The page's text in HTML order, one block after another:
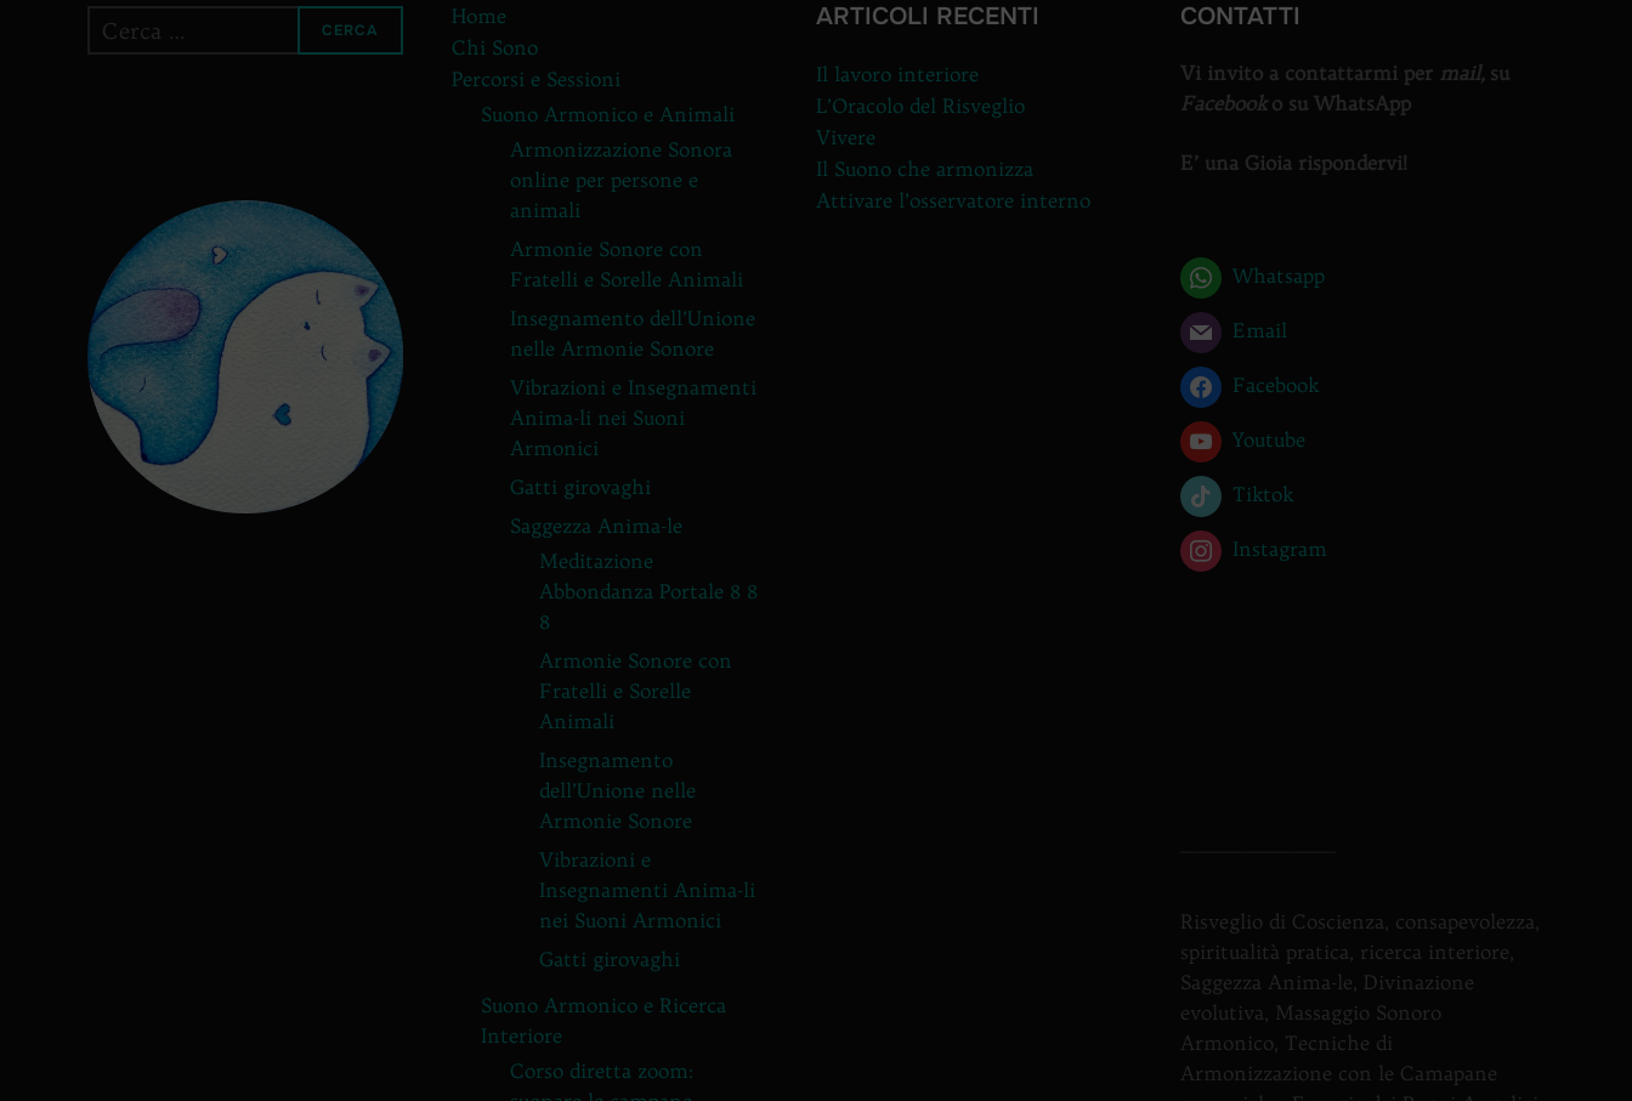
Cerca
CERCA
Home
Chi Sono
Percorsi e Sessioni
Suono Armonico e Animali
Armonizzazione Sonora
online per persone e
animali
Armonie Sonore con
Fratelli e Sorelle Animali
Insegnamento dell’Unione
nelle Armonie Sonore
Vibrazioni e Insegnamenti
Anima-li nei Suoni
Armonici
Gatti girovaghi
Saggezza Anima-le
Meditazione
Abbondanza Portale 8 8
8
Armonie Sonore con
Fratelli e Sorelle
Animali
Insegnamento
dell’Unione nelle
Armonie Sonore
Vibrazioni e
Insegnamenti Anima-li
nei Suoni Armonici
Gatti girovaghi
Suono Armonico e Ricerca
Interiore
Corso diretta zoom:
ARTICOLI RECENTI
Il lavoro interiore
L’Oracolo del Risveglio
Vivere
Il Suono che armonizza
Attivare l’osservatore interno
CONTATTI
Vi invito a contattarmi per mail, su
Facebooko su WhatsApp
E’ una Gioia rispondervi!
Whatsapp
Email
Facebook
Youtube
Tiktok
Instagram
Risveglio di Coscienza, consapevolezza,
spiritualità pratica, ricerca interiore,
Saggezza Anima-le, Divinazione
evolutiva, Massaggio Sonoro
Armonico, Tecniche di
Armonizzazione con le Camapane